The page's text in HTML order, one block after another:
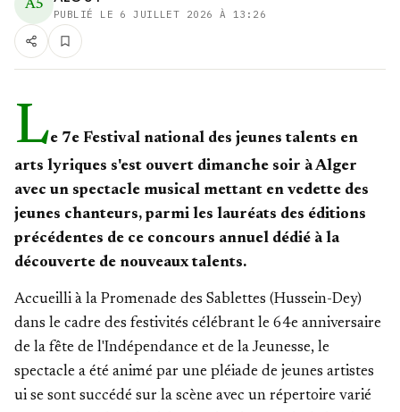
A5
PUBLIÉ LE 6 JUILLET 2026 À 13:26
Le 7e Festival national des jeunes talents en
arts lyriques s'est ouvert dimanche soir à Alger
avec un spectacle musical mettant en vedette des
jeunes chanteurs, parmi les lauréats des éditions
précédentes de ce concours annuel dédié à la
découverte de nouveaux talents.
Accueilli à la Promenade des Sablettes (Hussein-Dey)
dans le cadre des festivités célébrant le 64e anniversaire
de la fête de l'Indépendance et de la Jeunesse, le
spectacle a été animé par une pléiade de jeunes artistes
ui se sont succédé sur la scène avec un répertoire varié